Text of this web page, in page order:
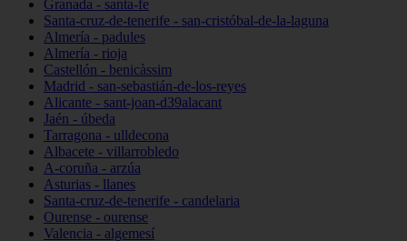
Granada - santa-fe
Santa-cruz-de-tenerife - san-cristóbal-de-la-laguna
Almería - padules
Almería - rioja
Castellón - benicàssim
Madrid - san-sebastián-de-los-reyes
Alicante - sant-joan-d39alacant
Jaén - úbeda
Tarragona - ulldecona
Albacete - villarrobledo
A-coruña - arzúa
Asturias - llanes
Santa-cruz-de-tenerife - candelaria
Ourense - ourense
Valencia - algemesí